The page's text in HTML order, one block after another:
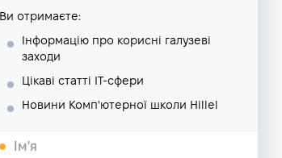
Ви отримаєте:
Інформацію про корисні галузеві
заходи
Цікаві статті IT-сфери
Новини Комп'ютерної школи Hillel
Iм'я